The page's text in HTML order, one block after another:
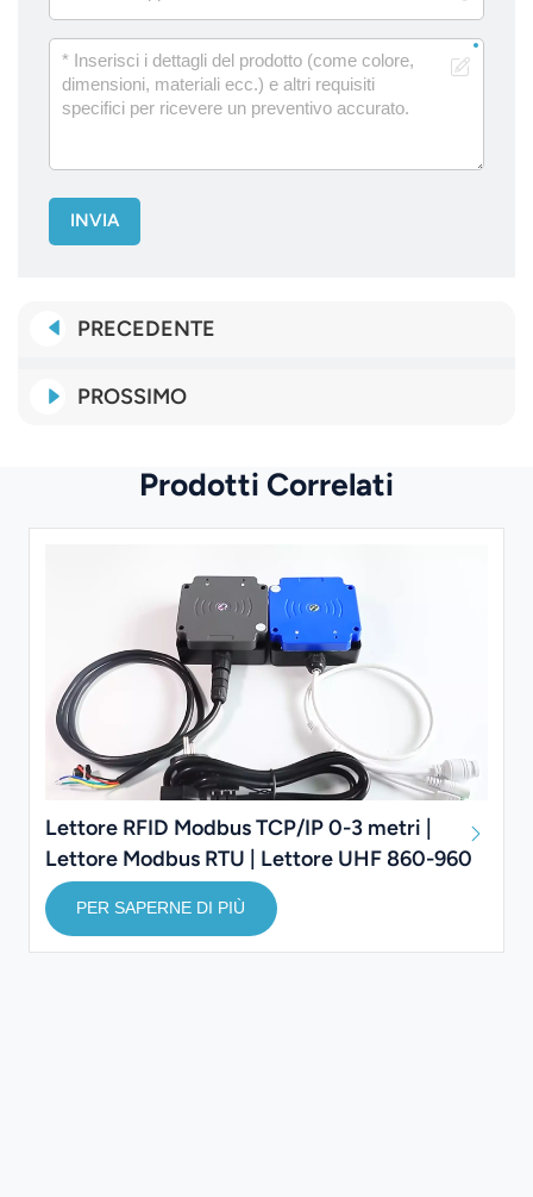
INVIA
PRECEDENTE
PROSSIMO
Prodotti Correlati
Lettore RFID Modbus TCP/IP 0-3 metri |
Lettore Modbus RTU | Lettore UHF 860-960
MHz
PER SAPERNE DI PIÙ